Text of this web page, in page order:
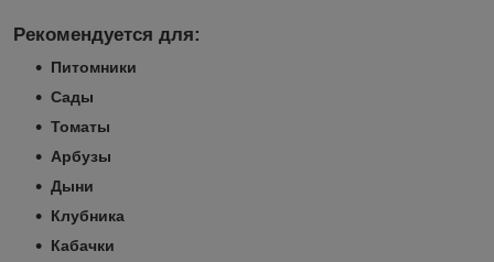
Рекомендуется для:
Питомники
Сады
Томаты
Арбузы
Дыни
Клубника
Кабачки